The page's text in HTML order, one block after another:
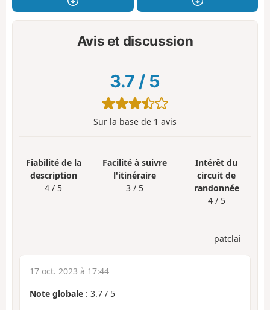
Avis et discussion
3.7 / 5
Sur la base de 1 avis
Fiabilité de la
description
4 / 5
Facilité à suivre
l'itinéraire
3 / 5
Intérêt du
circuit de
randonnée
4 / 5
patclai
17 oct. 2023 à 17:44
Note globale : 3.7 / 5